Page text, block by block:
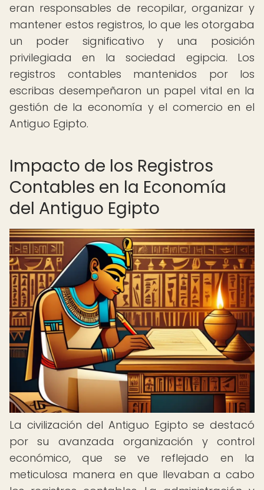
eran responsables de recopilar, organizar y
mantener estos registros, lo que les otorgaba
un poder significativo y una posición
privilegiada en la sociedad egipcia. Los
registros contables mantenidos por los
escribas desempeñaron un papel vital en la
gestión de la economía y el comercio en el
Antiguo Egipto.
Impacto de los Registros
Contables en la Economía
del Antiguo Egipto
La civilización del Antiguo Egipto se destacó
por su avanzada organización y control
económico, que se ve reflejado en la
meticulosa manera en que llevaban a cabo